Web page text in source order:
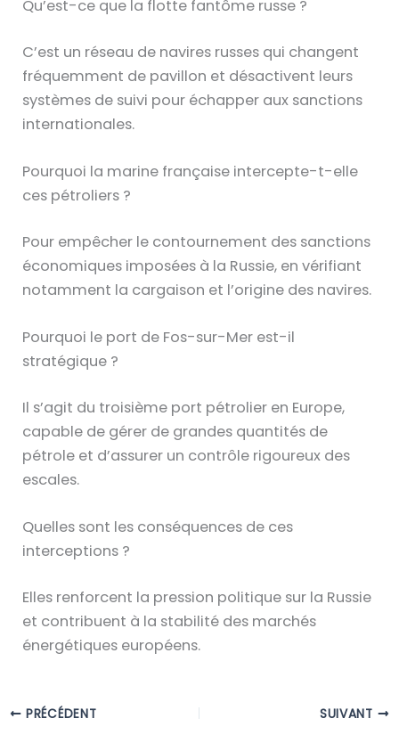
Qu’est-ce que la flotte fantôme russe ?
C’est un réseau de navires russes qui changent
fréquemment de pavillon et désactivent leurs
systèmes de suivi pour échapper aux sanctions
internationales.
Pourquoi la marine française intercepte-t-elle
ces pétroliers ?
Pour empêcher le contournement des sanctions
économiques imposées à la Russie, en vérifiant
notamment la cargaison et l’origine des navires.
Pourquoi le port de Fos-sur-Mer est-il
stratégique ?
Il s’agit du troisième port pétrolier en Europe,
capable de gérer de grandes quantités de
pétrole et d’assurer un contrôle rigoureux des
escales.
Quelles sont les conséquences de ces
interceptions ?
Elles renforcent la pression politique sur la Russie
et contribuent à la stabilité des marchés
énergétiques européens.
PRÉCÉDENT SUIVANT